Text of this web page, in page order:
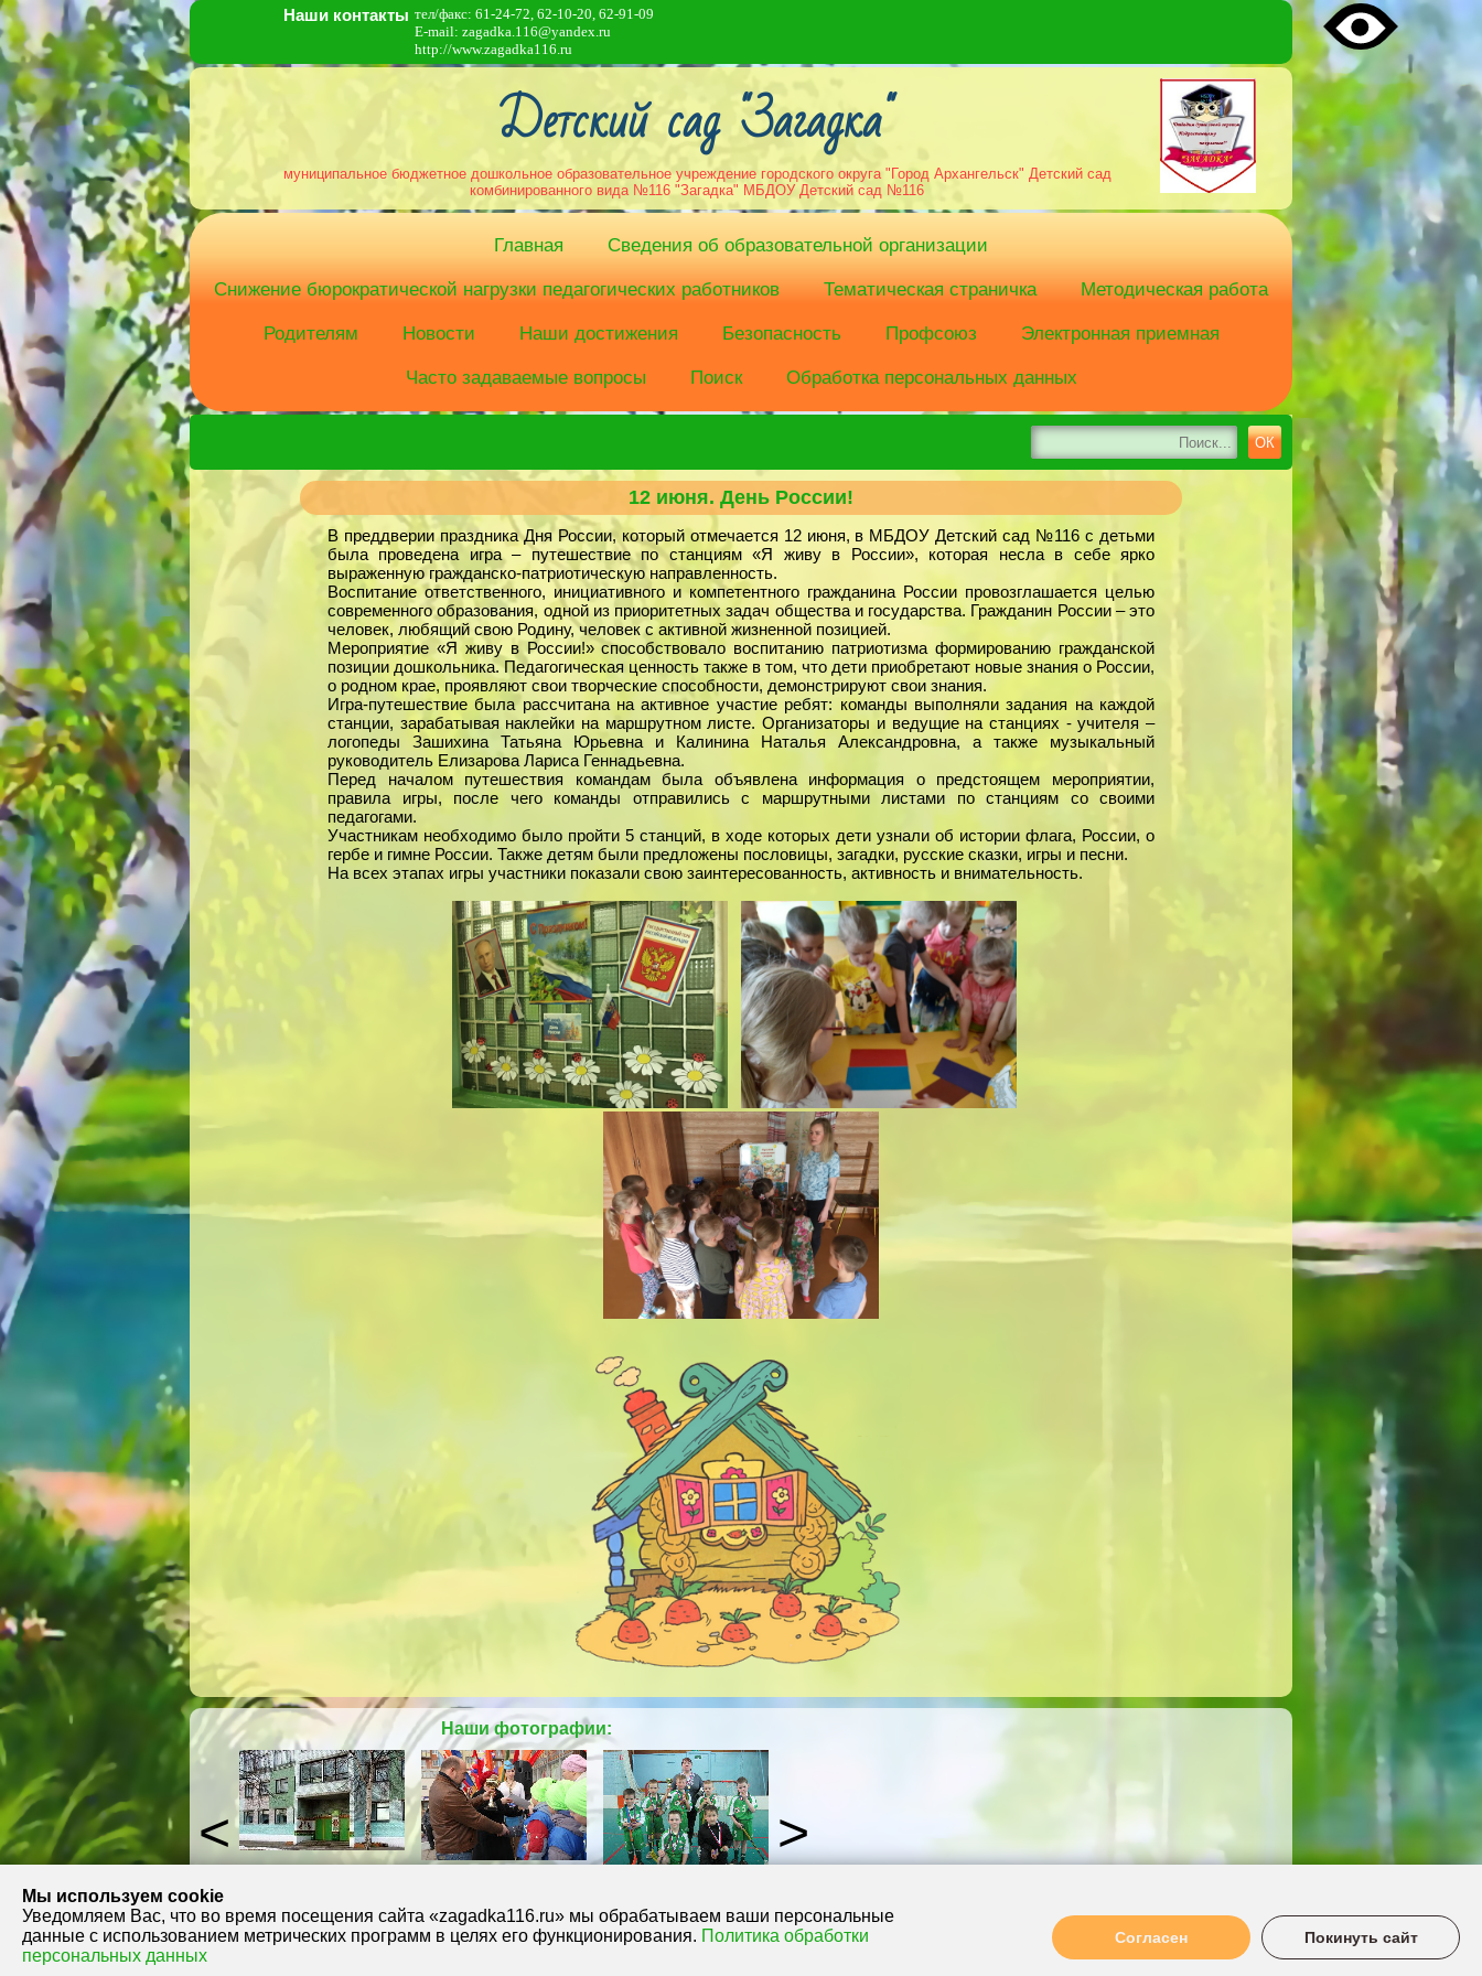
Наши контакты тел/факс: 61-24-72, 62-10-20, 62-91-09
E-mail: zagadka.116@yandex.ru
http://www.zagadka116.ru
Детский сад "Загадка"
муниципальное бюджетное дошкольное образовательное учреждение городского округа "Город Архангельск" Детский сад
комбинированного вида №116 "Загадка" МБДОУ Детский сад №116
Главная Сведения об образовательной организации
Снижение бюрократической нагрузки педагогических работников Тематическая страничка Методическая работа
Родителям Новости Наши достижения Безопасность Профсоюз Электронная приемная
Часто задаваемые вопросы Поиск Обработка персональных данных
12 июня. День России!
В преддверии праздника Дня России, который отмечается 12 июня, в МБДОУ Детский сад №116 с детьми
была проведена игра – путешествие по станциям «Я живу в России», которая несла в себе ярко
выраженную гражданско-патриотическую направленность.
Воспитание ответственного, инициативного и компетентного гражданина России провозглашается целью
современного образования, одной из приоритетных задач общества и государства. Гражданин России – это
человек, любящий свою Родину, человек с активной жизненной позицией.
Мероприятие «Я живу в России!» способствовало воспитанию патриотизма формированию гражданской
позиции дошкольника. Педагогическая ценность также в том, что дети приобретают новые знания о России,
о родном крае, проявляют свои творческие способности, демонстрируют свои знания.
Игра-путешествие была рассчитана на активное участие ребят: команды выполняли задания на каждой
станции, зарабатывая наклейки на маршрутном листе. Организаторы и ведущие на станциях - учителя –
логопеды Зашихина Татьяна Юрьевна и Калинина Наталья Александровна, а также музыкальный
руководитель Елизарова Лариса Геннадьевна.
Перед началом путешествия командам была объявлена информация о предстоящем мероприятии,
правила игры, после чего команды отправились с маршрутными листами по станциям со своими
педагогами.
Участникам необходимо было пройти 5 станций, в ходе которых дети узнали об истории флага, России, о
гербе и гимне России. Также детям были предложены пословицы, загадки, русские сказки, игры и песни.
На всех этапах игры участники показали свою заинтересованность, активность и внимательность.
Наши фотографии:
Наш адрес: г. Архангельск,
территориальный округ Майская горка,
МБДОУ Детский сад №116 "Загадка"
Мы используем cookie
Уведомляем Вас, что во время посещения сайта «zagadka116.ru» мы обрабатываем ваши персональные
данные с использованием метрических программ в целях его функционирования. Политика обработки
персональных данных
Согласен Покинуть сайт